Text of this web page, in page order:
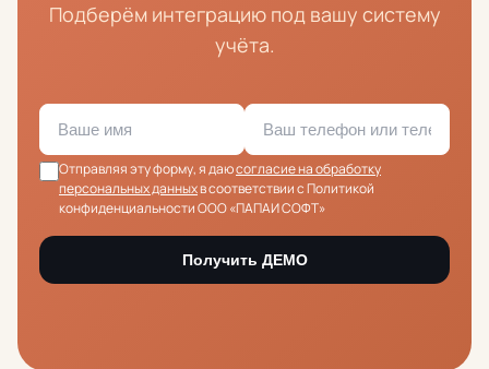
Подберём интеграцию под вашу систему
учёта.
Отправляя эту форму, я даюсогласие на обработку
персональных данныхв соответствии с Политикой
конфиденциальности ООО «ПАПАИ СОФТ»
Получить ДЕМО